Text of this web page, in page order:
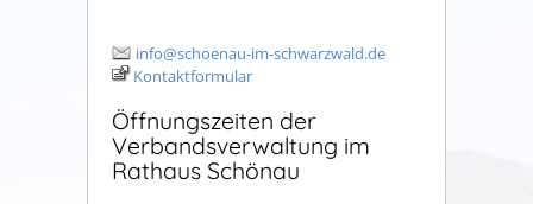
info@schoenau-im-schwarzwald.de
Kontaktformular
Öffnungszeiten der
Verbandsverwaltung im
Rathaus Schönau